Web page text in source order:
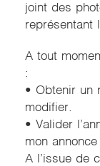
joint des
représentant
A tout
:
• Obtenir un
modifier.
• Valider
mon annonce
A l’issue de